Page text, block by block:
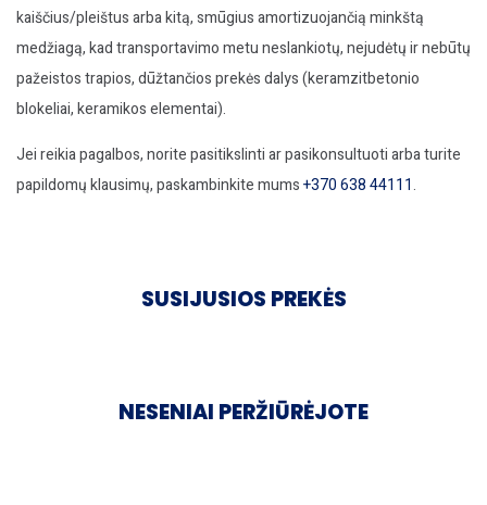
kaiščius/pleištus arba kitą, smūgius amortizuojančią minkštą
medžiagą, kad transportavimo metu neslankiotų, nejudėtų ir nebūtų
pažeistos trapios, dūžtančios prekės dalys (keramzitbetonio
blokeliai, keramikos elementai).
Jei reikia pagalbos, norite pasitikslinti ar pasikonsultuoti arba turite
papildomų klausimų, paskambinkite mums+370 638 44111.
SUSIJUSIOS PREKĖS
NESENIAI PERŽIŪRĖJOTE